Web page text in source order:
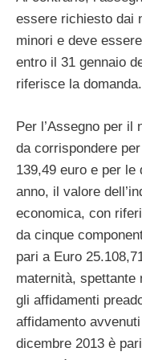
essere richiesto dai
minori e deve
entro il 31 gennaio
riferisce la domanda.
Per l’Assegno per il
da corrispondere
139,49 euro e per le
anno, il valore
economica, con
da cinque
pari a Euro
maternità, spettante
gli affidamenti
affidamento
dicembre 2013 è